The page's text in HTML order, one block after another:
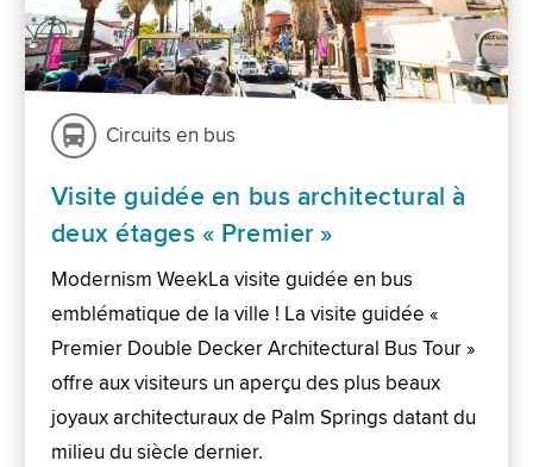
Circuits en bus
Visite guidée en bus architectural à
deux étages « Premier »
Modernism WeekLa visite guidée en bus
emblématique de la ville ! La visite guidée «
Premier Double Decker Architectural Bus Tour »
offre aux visiteurs un aperçu des plus beaux
joyaux architecturaux de Palm Springs datant du
milieu du siècle dernier.